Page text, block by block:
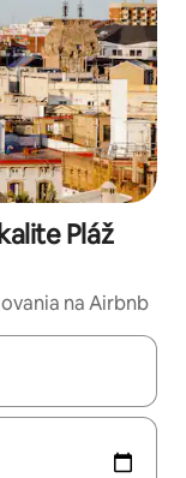
Pláž
na Airbnb
ich prechádzať